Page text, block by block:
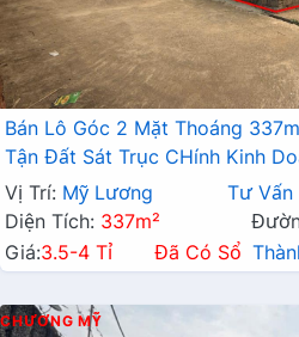
Bán Lô Góc 2 Mặt Thoáng
Tận Đất Sát Trục CHính Kinh
Vị Trí: Mỹ Lương Tư Vấn
Diện Tích: 337m²
Giá:3.5-4 Tỉ Đã Có Sổ
CHƯƠNG MỸ